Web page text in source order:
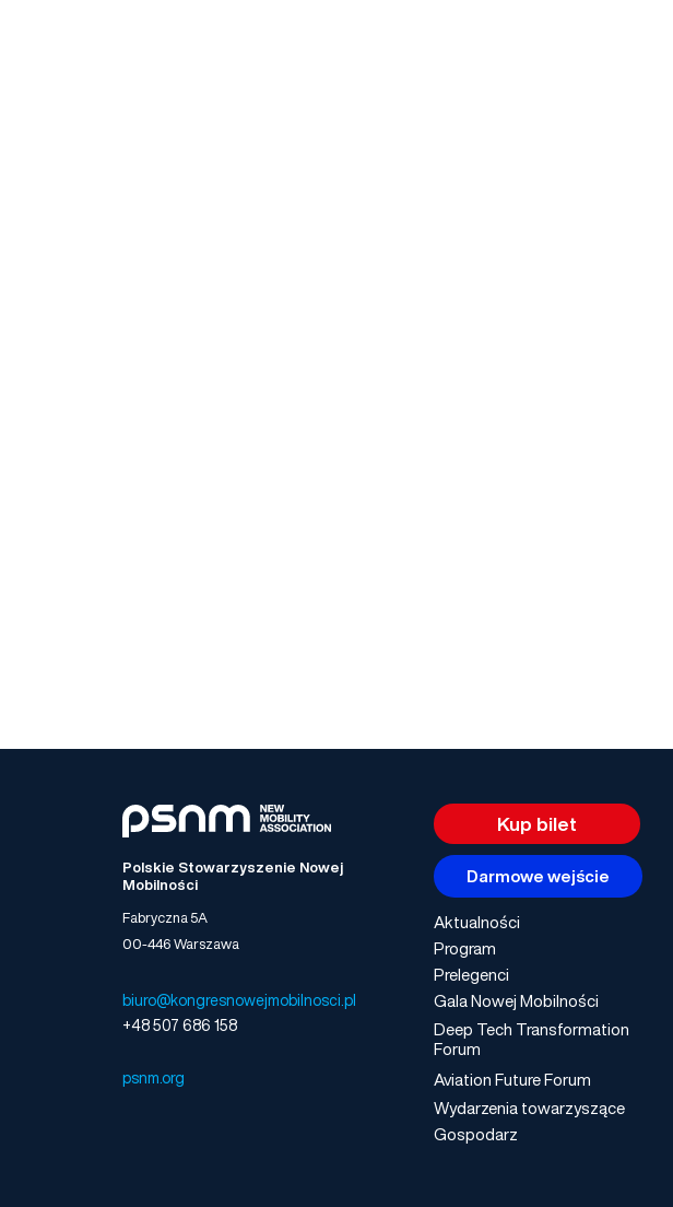
Polskie Stowarzyszenie Nowej
Mobilności
Fabryczna 5A
00-446 Warszawa
biuro@kongresnowejmobilnosci.pl
+48 507 686 158
psnm.org
Kup bilet
Darmowe wejście
Aktualności
Program
Prelegenci
Gala Nowej Mobilności
Deep Tech Transformation
Forum
Aviation Future Forum
Wydarzenia towarzyszące
Gospodarz